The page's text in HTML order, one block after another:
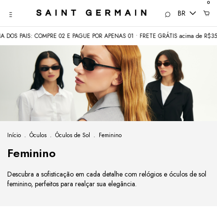
BR
0
02 E PAGUE POR APENAS 01 • FRETE GRÁTIS acima de R$350
Início . Óculos . Óculos de Sol . Feminino
Feminino
Descubra a sofisticação em cada detalhe com relógios e óculos de sol
feminino, perfeitos para realçar sua elegância.